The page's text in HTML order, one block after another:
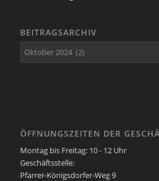
BEITRAGSARCHIV
ÖFFNUNGSZEITEN DER
Montag bis Freitag: 10 - 12 Uhr
Geschäftsstelle:
Pfarrer-Königsdorfer-Weg 9